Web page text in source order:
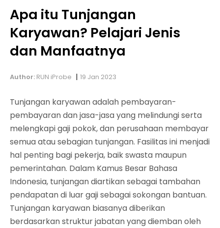
Apa itu Tunjangan
Karyawan? Pelajari Jenis
dan Manfaatnya
Author: RUN iProbe | 19 Jan 2023
Tunjangan karyawan adalah pembayaran-
pembayaran dan jasa-jasa yang melindungi serta
melengkapi gaji pokok, dan perusahaan membayar
semua atau sebagian tunjangan. Fasilitas ini menjadi
hal penting bagi pekerja, baik swasta maupun
pemerintahan. Dalam Kamus Besar Bahasa
Indonesia, tunjangan diartikan sebagai tambahan
pendapatan di luar gaji sebagai sokongan bantuan.
Tunjangan karyawan biasanya diberikan
berdasarkan struktur jabatan yang diemban oleh